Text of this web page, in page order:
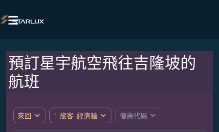

預訂星宇航空飛往吉隆坡的
航班
來回 expand_more 1 旅客, 經濟艙 expand_more 優惠代碼 expand_more